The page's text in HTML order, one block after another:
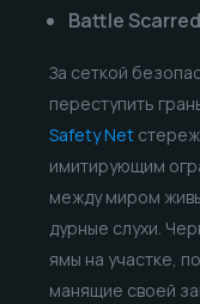
Battle
За сеткой
переступить
Safety Net
имитирующим
между миром
дурные слухи.
ямы на участке,
манящие своей